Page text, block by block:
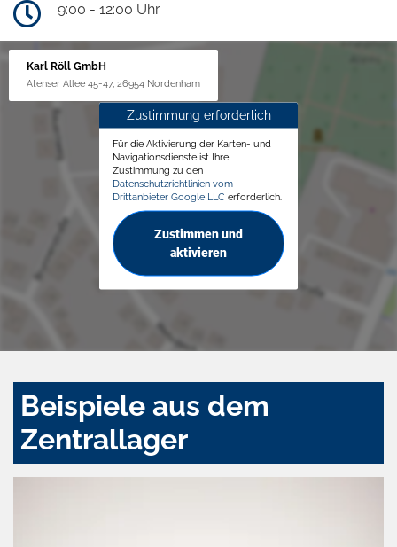
9:00 - 12:00 Uhr
Karl Röll GmbH
Atenser Allee 45-47, 26954 Nordenham
Zustimmung erforderlich
Für die Aktivierung der Karten- und
Navigationsdienste ist Ihre
Zustimmung zu den
Datenschutzrichtlinien vom
Drittanbieter Google LLC erforderlich.
Zustimmen und
aktivieren
Beispiele aus dem
Zentrallager